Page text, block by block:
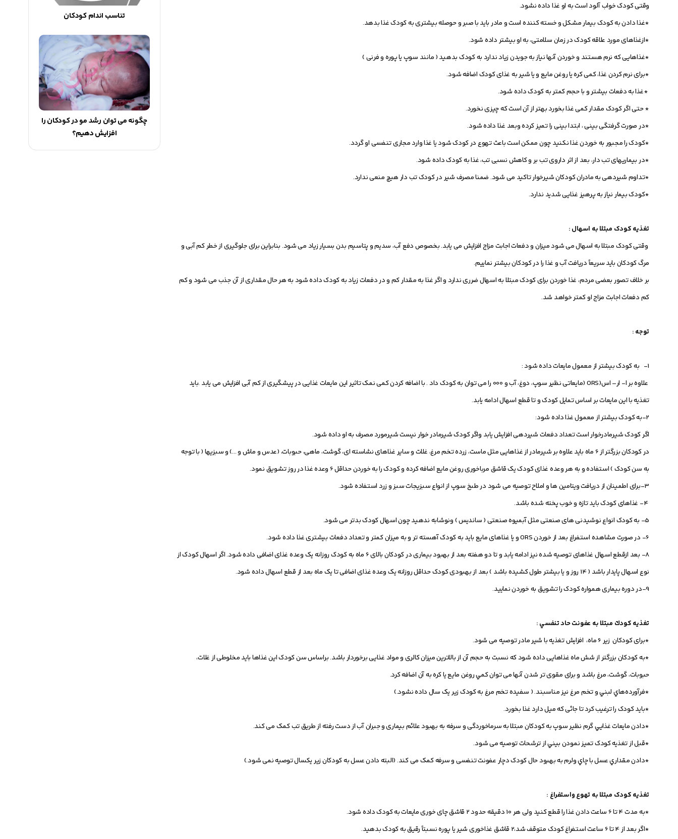
وقتی کودک خواب آلود است به او غذا داده نشود.
*غذا دادن به کودک بیمار مشکل و خسته کننده است و مادر باید با صبر و حوصله بیشتری به کودک غذا بدهد.
*ازغذاهای مورد علاقه کودک در زمان سلامتی، به او بیشتر داده شود.
*غذاهایی که نرم هستند و خوردن آنها نیاز به جویدن زیاد ندارد به کودک بدهید ( مانند سوپ یا پوره و فرنی )
*برای نرم کردن غذا، کمی کره یا روغن مایع و یا شیر به غذای کودک اضافه شود.
*غذا به دفعات بیشتر و با حجم کمتر به کودک داده شود.
* حتی اگر کودک مقدار کمی غذا بخورد بهتر از آن است که چیزی نخورد.
*در صورت گرفتگی بینی ، ابتدا بینی را تمیز کرده وبعد غذا داده شود.
*کودک را مجبور به خوردن غذا نکنید چون ممکن است باعث تهوع در کودک شود یا غذا وارد مجاری تنفسی او گردد.
*در بیماریهای تب دار، بعد از اثر داروی تب بر و کاهش نسبی تب، غذا به کودک داده شود.
*تداوم شیردهی به مادران کودکان شیرخوار تاکید می شود. ضمنا مصرف شیر در کودک تب دار هیچ منعی ندارد.
*کودک بیمار نیاز به پرهیز غذایی شدید ندارد.
تغذیه کودک مبتلا به اسهال :
وقتی کودک مبتلا به اسهال می شود میزان و دفعات اجابت مزاج افزایش می یابد. بخصوص دفع آب، سدیم و پتاسیم بدن بسیار زیاد می شود. بنابراین برای جلوگیری از خطر کم آبی و
مرگ کودکان باید سریعاً دریافت آب و غذا را در کودکان بیشتر نماییم.
بر خلاف تصور بعضی مردم، غذا خوردن برای کودک مبتلا به اسهال ضرری ندارد و اگر غذا به مقدار کم و در دفعات زیاد به کودک داده شود به هر حال مقداری از آن جذب می شود و کم
کم دفعات اجابت مزاج او کمتر خواهد شد.
توجه :
1- به کودک بیشتر از معمول مایعات داده شود :
علاوه بر ا- ار– اس(ORS (مایعاتی نظیر سوپ، دوغ، آب و 000 را می توان به کودک داد . با اضافه کردن کمی نمک تاثیر این مایعات غذایی در پیشگیری از کم آبی افزایش می یابد .باید
تغذیه با این مایعات بر اساس تمایل کودک و تا قطع اسهال ادامه یابد.
2-به کودک بیشتر از معمول غذا داده شود:
اگر کودک شیرمادرخوار است تعداد دفعات شیردهی افزایش یابد واگر کودک شیرمادر خوار نیست شیرمورد مصرف به او داده شود.
در کودکان بزرگتر از 6 ماه باید علاوه بر شیرمادر از غذاهایی مثل ماست، زرده تخم مرغ، غلات و سایر غذاهای نشاسته ای، گوشت، ماهی، حبوبات، (عدس و ماش و ...) و سبزیها ( با توجه
به سن کودک ) استفاده و به هر وعده غذای کودک یک قاشق مرباخوری روغن مایع اضافه کرده و کودک را به خوردن حداقل 6 وعده غذا در روز تشویق نمود.
3-برای اطمینان از دریافت ویتامین ها و املاح توصیه می شود در طبخ سوپ از انواع سبزیجات سبز و زرد استفاده شود.
4- غذاهای کودک باید تازه و خوب پخته شده باشد.
5- به کودک انواع نوشیدنی های صنعتی مثل آبمیوه صنعتی ( ساندیس ) ونوشابه ندهید چون اسهال کودک بدتر می شود.
6- در صورت مشاهده استفراغ بعد از خوردن ORS و یا غذاهای مایع باید به کودک آهسته تر و به میزان کمتر و تعداد دفعات بیشتری غذا داده شود.
8- بعد ازقطع اسهال غذاهای توصیه شده نیز ادامه یابد و تا دو هفته بعد از بهبود بیماری در کودکان بالای 6 ماه به کودک روزانه یک وعده غذای اضافی داده شود. اگر اسهال کودک از
نوع اسهال پایدار باشد ( 14 روز و یا بیشتر طول کشیده باشد ) بعد از بهبودی کودک حداقل روزانه یک وعده غذای اضافی تا یک ماه بعد از قطع اسهال داده شود.
9-در دوره بیماری همواره کودک را تشویق به خوردن نمایید.
تغذيه كودك مبتلا به عفونت حاد تنفسي :
*برای کودکان زير 6 ماه، افزايش تغذيه با شير مادر توصیه می شود.
*به کودکان بزرگتر از شش ماه غذاهایی داده شود که نسبت به حجم آن از بالاترین میزان کالری و مواد غذایی برخوردار باشد. براساس سن کودک این غذاها باید مخلوطی از غلات،
حبوبات، گوشت، مرغ باشد و برای مقوی تر شدن آنها می توان كمي روغن مايع يا كره به آن اضافه کرد.
*فرآورده‌هاي لبني و تخم مرغ نیز مناسبند. ( سفیده تخم مرغ به کودک زیر یک سال داده نشود.)
*باید کودک را ترغیب کرد تا جائی که میل دارد غذا بخورد.
*دادن مايعات غذايي گرم نظير سوپ به کودکان مبتلا به سرماخوردگی و سرفه به بهبود علائم بیماری و جبران آب از دست رفته از طریق تب کمک می کند.
*قبل از تغذيه کودک تميز نمودن بيني از ترشحات توصیه می شود.
*دادن مقداري عسل با چاي ولرم به بهبود حال کودک دچار عفونت تنفسی و سرفه کمک می کند. (البته دادن عسل به کودکان زیر يكسال توصیه نمی شود.)
تغذیه کودک مبتلا به تهوع واستفراغ :
*به مدت 4 تا 6 ساعت دادن غذا را قطع کنید ولی هر 10 دقیقه حدود 2 قاشق چای خوری مایعات به کودک داده شود.
*اگر بعد از 4 تا 6 ساعت استفراغ کودک متوقف شد،2 قاشق غذاخوری شیر یا پوره نسبتاً رقیق به کودک بدهید.
تناسب اندام کودکان
چگونه می توان رشد مو در کودکان را
افزایش دهیم؟